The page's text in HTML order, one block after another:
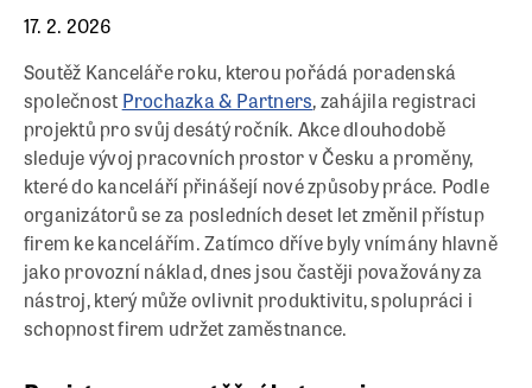
17. 2. 2026
Soutěž Kanceláře roku, kterou pořádá poradenská
společnost Prochazka & Partners, zahájila registraci
projektů pro svůj desátý ročník. Akce dlouhodobě
sleduje vývoj pracovních prostor v Česku a proměny,
které do kanceláří přinášejí nové způsoby práce. Podle
organizátorů se za posledních deset let změnil přístup
firem ke kancelářím. Zatímco dříve byly vnímány hlavně
jako provozní náklad, dnes jsou častěji považovány za
nástroj, který může ovlivnit produktivitu, spolupráci i
schopnost firem udržet zaměstnance.